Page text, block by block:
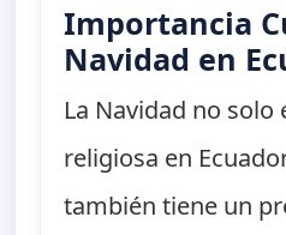
Importancia
Navidad en
La Navidad no solo
religiosa en
también tiene un